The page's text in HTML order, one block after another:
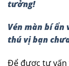
tưởng!
Vén màn bí ẩn
thú vị bạn
Để được tư vấn